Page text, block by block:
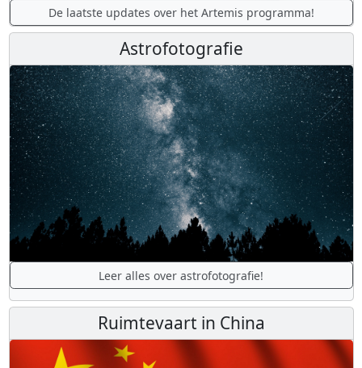
De laatste updates over het Artemis programma!
Astrofotografie
Leer alles over astrofotografie!
Ruimtevaart in China